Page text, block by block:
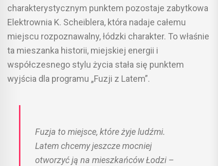
charakterystycznym punktem pozostaje zabytkowa
Elektrownia K. Scheiblera, która nadaje całemu
miejscu rozpoznawalny, łódzki charakter. To właśnie
ta mieszanka historii, miejskiej energii i
współczesnego stylu życia stała się punktem
wyjścia dla programu „Fuzji z Latem”.
Fuzja to miejsce, które żyje ludźmi.
Latem chcemy jeszcze mocniej
otworzyć ją na mieszkańców Łodzi –